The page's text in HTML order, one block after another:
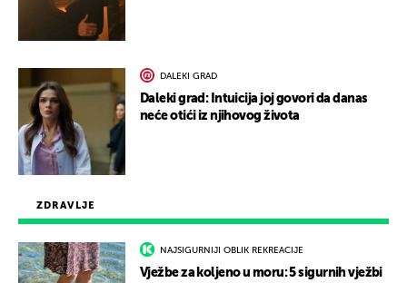
ZDRAVLJE
NAJSIGURNIJI OBLIK REKREACIJE
Vježbe za koljeno u moru: 5 sigurnih vježbi
DALEKI GRAD
Daleki grad: Intuicija joj govori da danas
neće otići iz njihovog života